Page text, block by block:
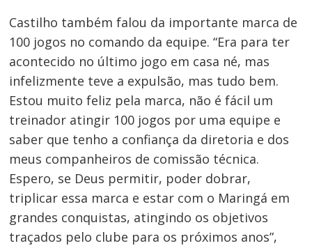
Castilho também falou da importante marca de
100 jogos no comando da equipe. “Era para ter
acontecido no último jogo em casa né, mas
infelizmente teve a expulsão, mas tudo bem.
Estou muito feliz pela marca, não é fácil um
treinador atingir 100 jogos por uma equipe e
saber que tenho a confiança da diretoria e dos
meus companheiros de comissão técnica.
Espero, se Deus permitir, poder dobrar,
triplicar essa marca e estar com o Maringá em
grandes conquistas, atingindo os objetivos
traçados pelo clube para os próximos anos”,